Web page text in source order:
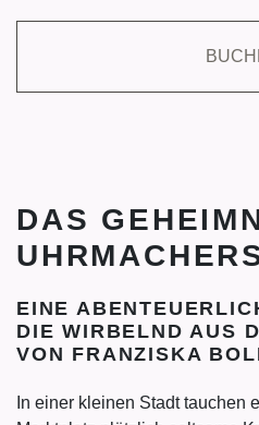
DAS
EINE
DIE WIRBELND AUS
VON FRANZISKA
In einer kleinen Stadt tauchen